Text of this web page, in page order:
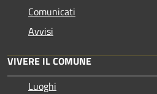
Comunicati
Avvisi
VIVERE IL COMUNE
Luoghi